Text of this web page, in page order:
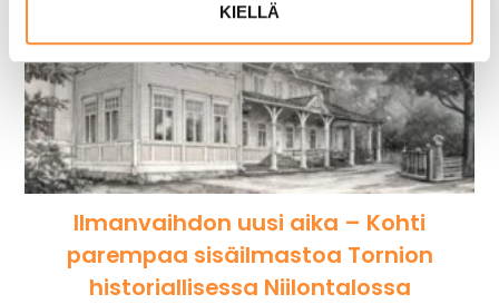
KIELLÄ
Ilmanvaihdon uusi aika – Kohti
parempaa sisäilmastoa Tornion
historiallisessa Niilontalossa